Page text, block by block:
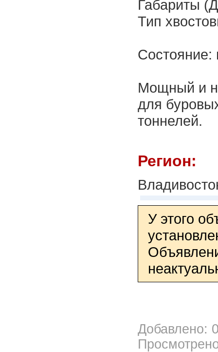
Габариты
Тип
Состояние:
Мощный и
для
тоннелей.
Регион:
У этого
Добавлено: